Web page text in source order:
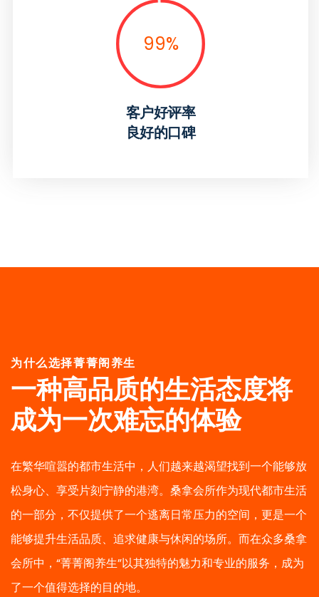
99%
客户好评率
良好的口碑
为什么选择菁菁阁养生
一种高品质的生活态度将
成为一次难忘的体验
在繁华喧嚣的都市生活中，人们越来越渴望找到一个能够放
松身心、享受片刻宁静的港湾。桑拿会所作为现代都市生活
的一部分，不仅提供了一个逃离日常压力的空间，更是一个
能够提升生活品质、追求健康与休闲的场所。而在众多桑拿
会所中，“菁菁阁养生”以其独特的魅力和专业的服务，成为
了一个值得选择的目的地。